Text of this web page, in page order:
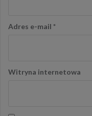
Adres e-mail *
Witryna internetowa